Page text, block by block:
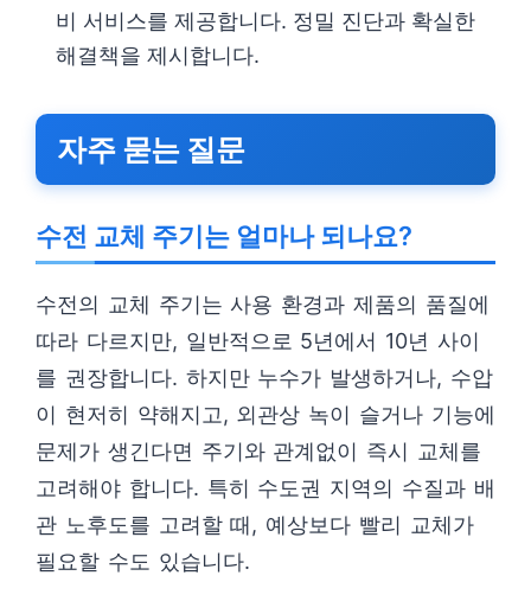
비 서비스를 제공합니다. 정밀 진단과 확실한
해결책을 제시합니다.
자주 묻는 질문
수전 교체 주기는 얼마나 되나요?
수전의 교체 주기는 사용 환경과 제품의 품질에
따라 다르지만, 일반적으로 5년에서 10년 사이
를 권장합니다. 하지만 누수가 발생하거나, 수압
이 현저히 약해지고, 외관상 녹이 슬거나 기능에
문제가 생긴다면 주기와 관계없이 즉시 교체를
고려해야 합니다. 특히 수도권 지역의 수질과 배
관 노후도를 고려할 때, 예상보다 빨리 교체가
필요할 수도 있습니다.